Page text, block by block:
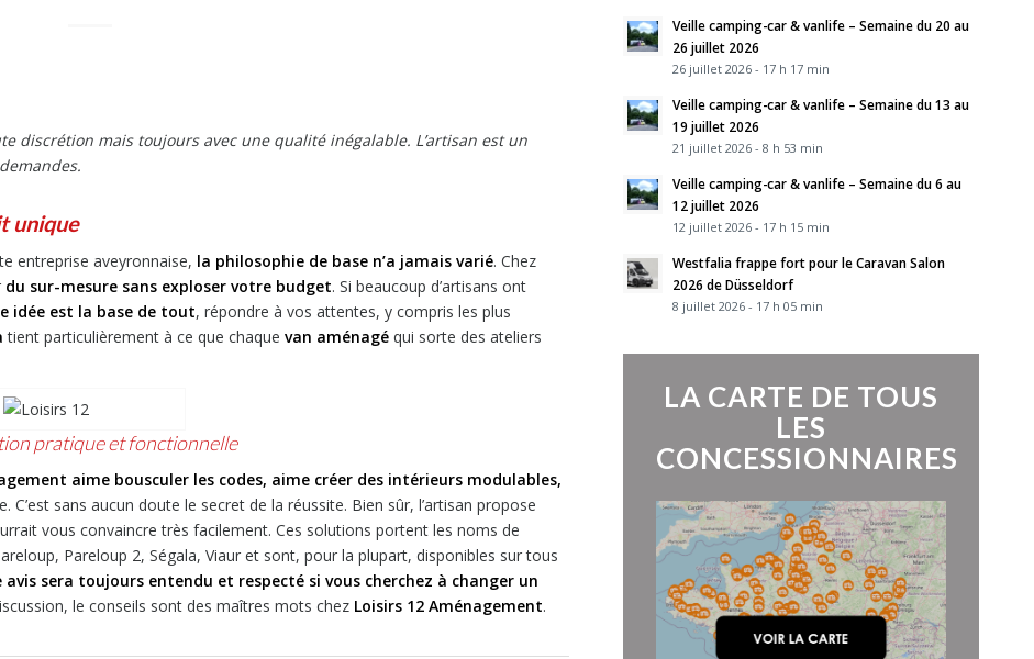
discrétion mais toujours avec une qualité inégalable. L’artisan est un
unique
entreprise aveyronnaise, la philosophie de base n’a jamais varié. Chez
du sur-mesure sans exploser votre budget. Si beaucoup d’artisans ont
idée est la base de tout, répondre à vos attentes, y compris les plus
tient particulièrement à ce que chaque van aménagé qui sorte des ateliers
pratique et fonctionnelle
aime bousculer les codes, aime créer des intérieurs modulables,
sans aucun doute le secret de la réussite. Bien sûr, l’artisan propose
vous convaincre très facilement. Ces solutions portent les noms de
Pareloup 2, Ségala, Viaur et sont, pour la plupart, disponibles sur tous
sera toujours entendu et respecté si vous cherchez à changer un
le conseils sont des maîtres mots chez Loisirs 12 Aménagement.
Veille camping-car & vanlife – Semaine du 20 au
26 juillet 2026
26 juillet 2026 - 17 h 17 min
Veille camping-car & vanlife – Semaine du 13 au
19 juillet 2026
21 juillet 2026 - 8 h 53 min
Veille camping-car & vanlife – Semaine du 6 au
12 juillet 2026
12 juillet 2026 - 17 h 15 min
Westfalia frappe fort pour le Caravan Salon
2026 de Düsseldorf
8 juillet 2026 - 17 h 05 min
LA CARTE DE TOUS
LES
CONCESSIONNAIRES